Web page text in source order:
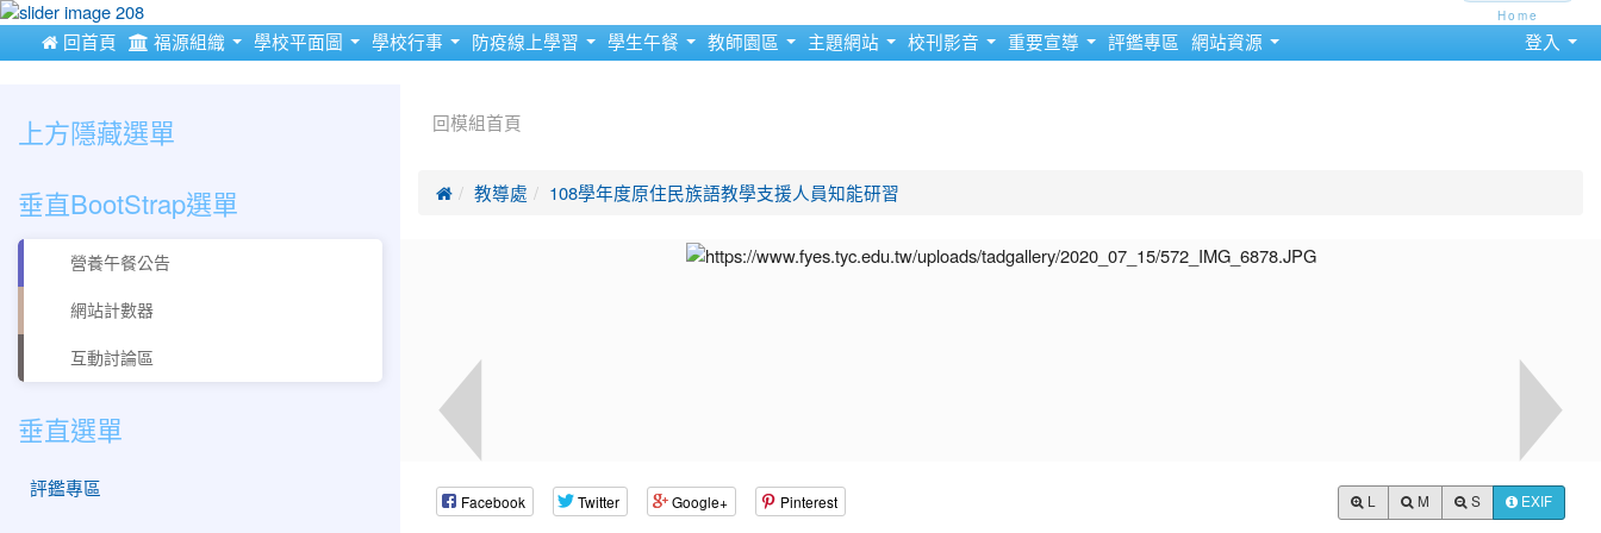
 回首頁 福源組織 學校平面圖 學校行事 防疫線上學習 學生午餐 教師園區 主題網站 校刊影音 重要宣導 評鑑專區 網站資源 登入
回模組首頁
 教導處 108學年度原住民族語教學支援人員知能研習
Facebook Twitter Google+ Pinterest M S EXIF
上方隱藏選單
Home
垂直BootStrap選單
營養午餐公告
網站計數器
互動討論區
垂直選單
評鑑專區